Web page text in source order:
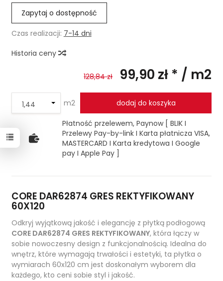
Zapytaj o dostępność
Czas realizacji: 7-14 dni
Historia ceny
128,84 zł 99,90 zł * / m2
m2 dodaj do koszyka
Płatność przelewem, Paynow [ BLIK I
Przelewy Pay-by-link I Karta płatnicza VISA,
MASTERCARD I Karta kredytowa I Google
pay I Apple Pay ]
CORE DAR62874 GRES REKTYFIKOWANY
60X120
Odkryj wyjątkową jakość i elegancję z płytką podłogową
CORE DAR62874 GRES REKTYFIKOWANY, która łączy w
sobie nowoczesny design z funkcjonalnością. Idealna do
wnętrz, które wymagają trwałości i estetyki, ta płytka o
wymiarach 60x120 cm jest doskonałym wyborem dla
każdego, kto ceni sobie styl i jakość.